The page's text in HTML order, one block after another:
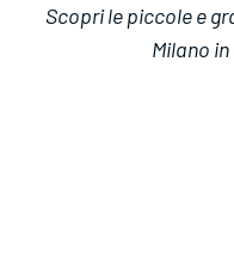
Scopri le piccole e
Milano